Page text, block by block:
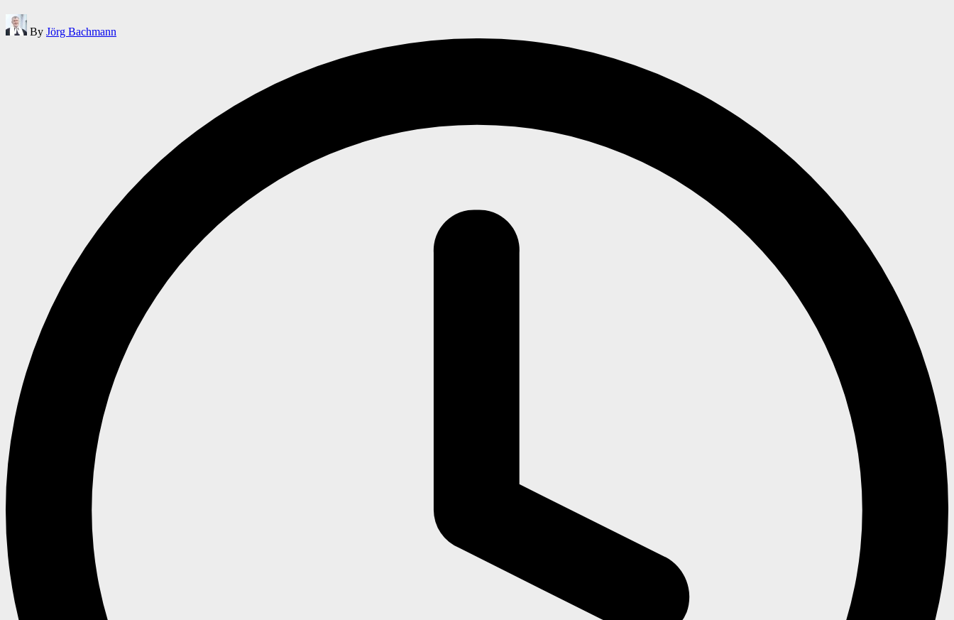
Posted
by
By Jörg Bachmann